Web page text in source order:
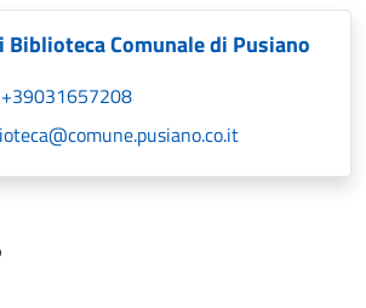
Comunale di Pusiano
+39031657208